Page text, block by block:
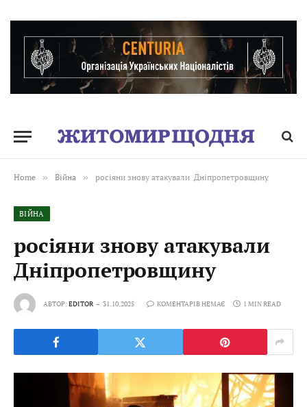
Home » Війна » росіяни знову атакували Дніпропетровщину
ВІЙНА
росіяни знову атакували
Дніпропетровщину
АВТОР:EDITOR 31.10.2025 КОМЕНТАРІВ НЕМАЄ 1 MIN READ